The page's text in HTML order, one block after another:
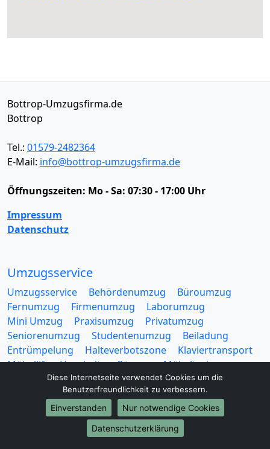
Bottrop-Umzugsfirma.de
Bottrop
Tel.: 01579-2482364
E-Mail: info@bottrop-umzugsfirma.de
Öffnungszeiten: Mo - Sa: 07:30 - 17:00 Uhr
Impressum
Datenschutz
Umzugsservice
Umzugsservice Behördenumzug
Büroumzug
Fernumzug
Firmenumzug
Laborumzug
Mini Umzug
Praxisumzug
Privatumzug
Seniorenumzug
Studentenumzug
Beiladung
Entrümpelung
Halteverbotszone
Klaviertransport
Möbellift
Haushaltsauflösung
Möbeltaxi
Möbelmitfahrzentrale
Umzugskartons
Diese Internetseite verwendet Cookies um die
Benutzerfreundlichkeit zu verbessern.
Einverstanden
Nur notwendige Cookies
Datenschutzerklärung